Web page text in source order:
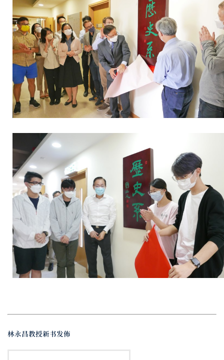
林永昌教授新书发佈